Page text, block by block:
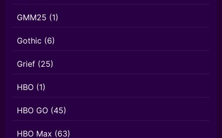
GMM25 (1)
Gothic (6)
Grief (25)
HBO (1)
HBO GO (45)
HBO Max (63)